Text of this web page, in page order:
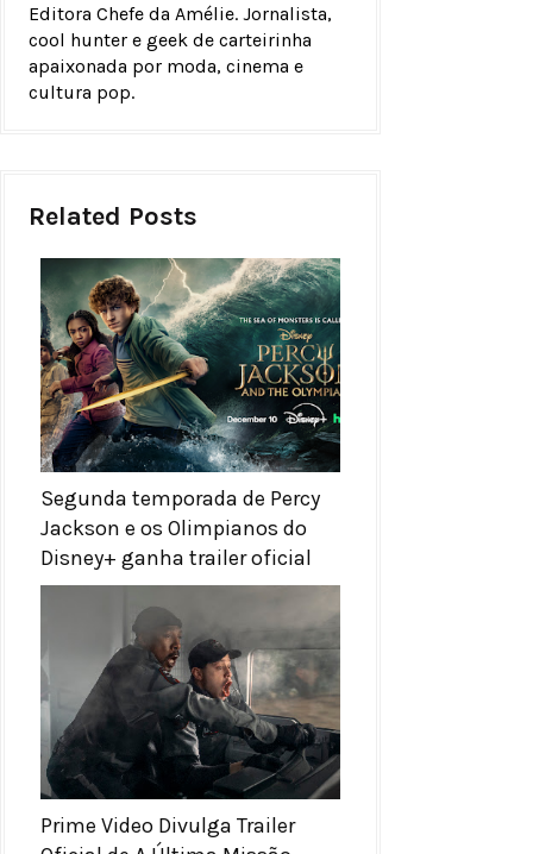
Editora Chefe da Amélie. Jornalista,
cool hunter e geek de carteirinha
apaixonada por moda, cinema e
cultura pop.
Related Posts
Segunda temporada de Percy
Jackson e os Olimpianos do
Disney+ ganha trailer oficial
Prime Video Divulga Trailer